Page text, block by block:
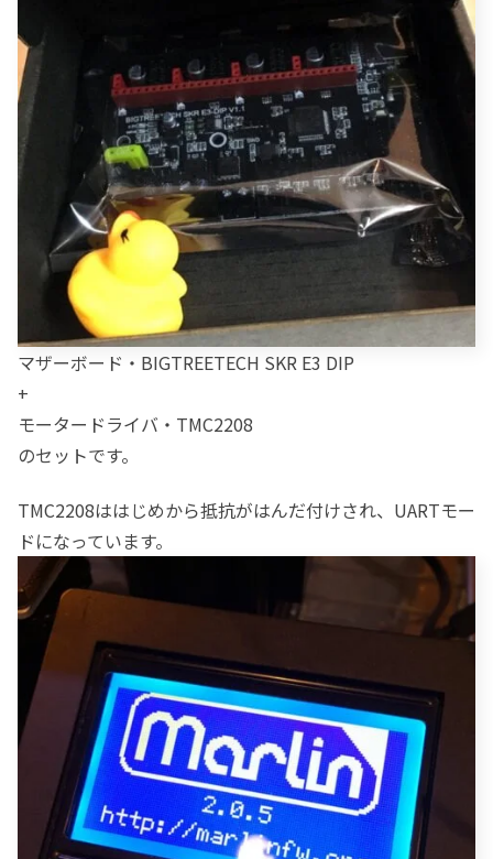
マザーボード・BIGTREETECH SKR E3 DIP
+
モータードライバ・TMC2208
のセットです。
TMC2208ははじめから抵抗がはんだ付けされ、UARTモー
ドになっています。